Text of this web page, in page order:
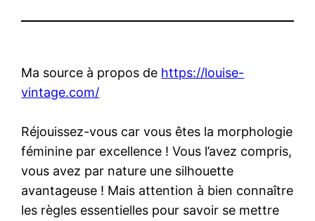
Ma source à propos de https://louise-
vintage.com/
Réjouissez-vous car vous êtes la morphologie
féminine par excellence ! Vous l’avez compris,
vous avez par nature une silhouette
avantageuse ! Mais attention à bien connaître
les règles essentielles pour savoir se mettre